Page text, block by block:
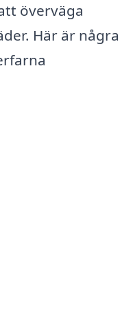
överväga
Här är några